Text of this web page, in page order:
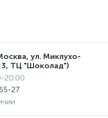
ул. Миклухо-
3, ТЦ "Шоколад")
20:00
27